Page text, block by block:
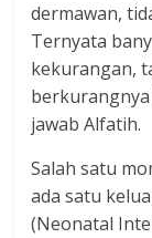
dermawan,
Ternyata
kekurangan,
jawab Alfatih.
Salah satu
ada satu
(Neonatal